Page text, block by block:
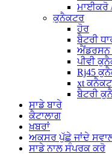
ਮਾਈਕਰੋ
ਕੁਨੈਕਟਰ
ਹੋਰ
ਬੈਟਰੀ
ਐਂਡਰਸਨ
ਪੀਵੀ
Rj45
xt
ਬੈਟਰੀ
ਸਾਡੇ ਬਾਰੇ
ਕੈਟਾਲਾਗ
ਖ਼ਬਰਾਂ
ਅਕਸਰ ਪੁੱਛੇ ਜਾਂਦੇ
ਸਾਡੇ ਨਾਲ ਸੰਪਰਕ ਕਰੋ